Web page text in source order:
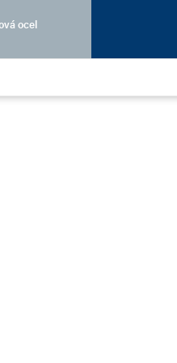
ocel